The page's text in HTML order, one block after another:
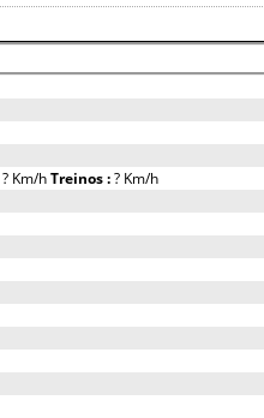
? Km/hTreinos :? Km/h